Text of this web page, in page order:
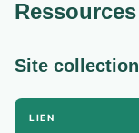
Ressources
Site collection
LIEN